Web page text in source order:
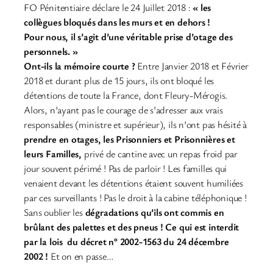
FO Pénitentiaire déclare le 24 Juillet 2018 :« les
collègues bloqués dans les murs et en dehors !
Pour nous, il s’agit d’une véritable prise d’otage des
personnels. »
Ont-ils la mémoire courte ?Entre Janvier 2018 et Février
2018 et durant plus de 15 jours, ils ont bloqué les
détentions de toute la France, dont Fleury-Mérogis.
Alors, n’ayant pas le courage de s’adresser aux vrais
responsables (ministre et supérieur), ils n’ont pas hésité à
prendre en otages, les Prisonniers et Prisonnières et
leurs Familles, privé de cantine avec un repas froid par
jour souvent périmé ! Pas de parloir ! Les familles qui
venaient devant les détentions étaient souvent humiliées
par ces surveillants ! Pas le droit à la cabine téléphonique !
Sans oublier lesdégradations qu’ils ont commis en
brûlant des palettes et des pneus ! Ce qui est interdit
par la lois du décret n° 2002-1563 du 24 décembre
2002 ! Et on en passe…